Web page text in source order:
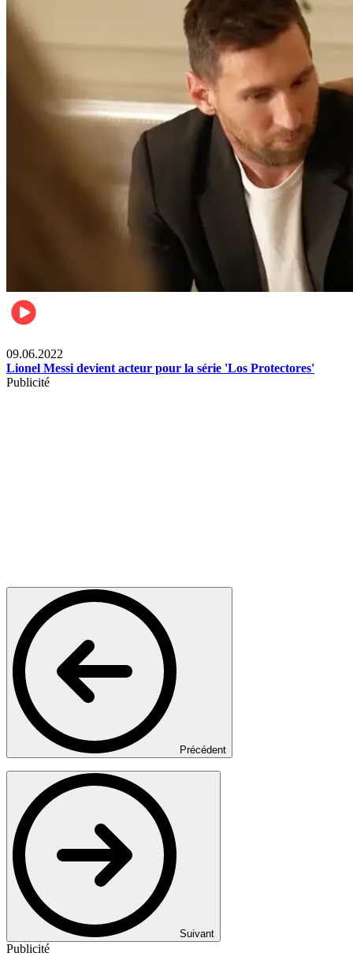
09.06.2022
Lionel Messi devient acteur pour la série 'Los Protectores'
Publicité
Précédent
Suivant
Publicité